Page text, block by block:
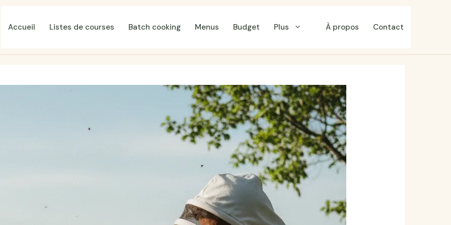
Accueil Listes de courses Batch cooking Menus Budget Plus À propos Contact